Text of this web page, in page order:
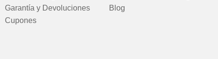
Garantía y Devoluciones
Cupones
Blog